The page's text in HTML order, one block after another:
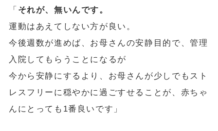
「 それが、無いんです。
運動はあえてしない方が良い。
今後週数が進めば、お母さんの安静目的で、管理
入院してもらうことになるが
今から安静にするより、お母さんが少しでもスト
レスフリーに穏やかに過ごすせることが、赤ちゃ
んにとっても1番良いです」